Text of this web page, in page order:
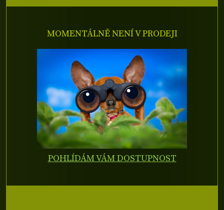
MOMENTÁLNĚ NENÍ V PRODEJI
POHLÍDÁM VÁM DOSTUPNOST